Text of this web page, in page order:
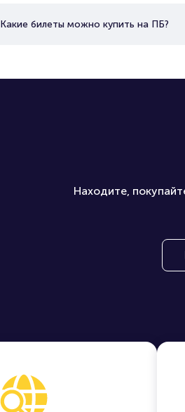
Какие билеты можно купить на ПБ?
Находите,